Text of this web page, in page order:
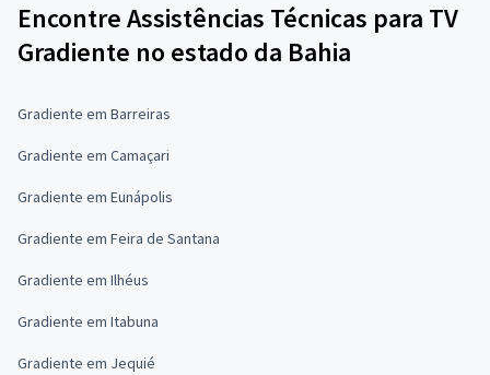
Encontre Assistências Técnicas para TV
Gradiente no estado da Bahia
Gradiente em Barreiras
Gradiente em Camaçari
Gradiente em Eunápolis
Gradiente em Feira de Santana
Gradiente em Ilhéus
Gradiente em Itabuna
Gradiente em Jequié